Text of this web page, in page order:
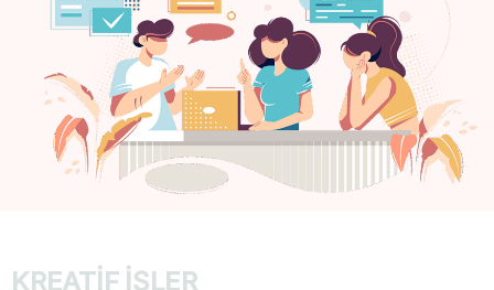
KREATİF İŞLER